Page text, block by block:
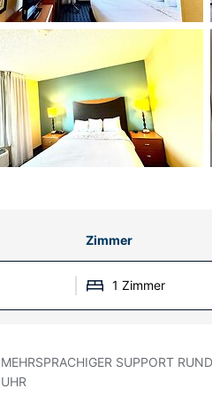
Zimmer
1 Zimmer
MEHRSPRACHIGER SUPPORT
UHR